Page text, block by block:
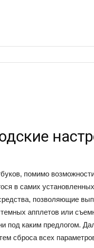
помимо
в самих
позволяющие
апплетов или
под каким предлогом.
сброса всех